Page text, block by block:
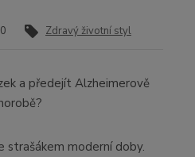
Zdravý životní styl
strašákem moderní doby.